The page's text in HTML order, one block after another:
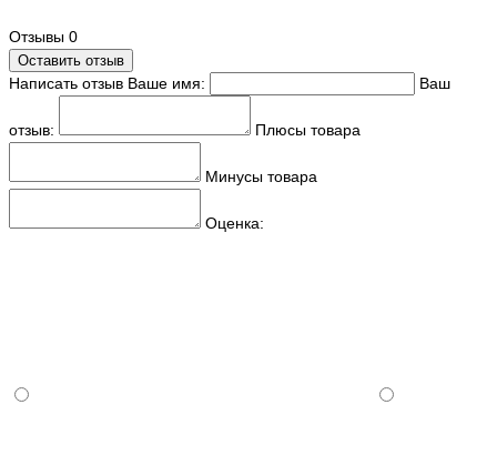
Отзывы 0
Оставить отзыв
Написать отзыв Ваше имя: Ваш
отзыв: Плюсы товара
Минусы товара
Оценка: